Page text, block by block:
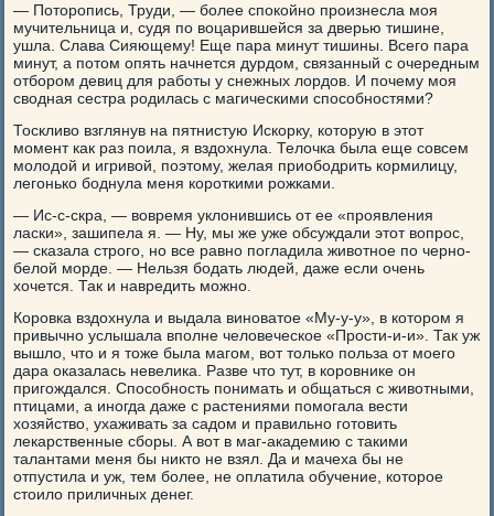
— Поторопись, Труди, — более спокойно произнесла моя
мучительница и, судя по воцарившейся за дверью тишине,
ушла. Слава Сияющему! Еще пара минут тишины. Всего пара
минут, а потом опять начнется дурдом, связанный с очередным
отбором девиц для работы у снежных лордов. И почему моя
сводная сестра родилась с магическими способностями?
Тоскливо взглянув на пятнистую Искорку, которую в этот
момент как раз поила, я вздохнула. Телочка была еще совсем
молодой и игривой, поэтому, желая приободрить кормилицу,
легонько боднула меня короткими рожками.
— Ис-с-скра, — вовремя уклонившись от ее «проявления
ласки», зашипела я. — Ну, мы же уже обсуждали этот вопрос,
— сказала строго, но все равно погладила животное по черно-
белой морде. — Нельзя бодать людей, даже если очень
хочется. Так и навредить можно.
Коровка вздохнула и выдала виноватое «Му-у-у», в котором я
привычно услышала вполне человеческое «Прости-и-и». Так уж
вышло, что и я тоже была магом, вот только польза от моего
дара оказалась невелика. Разве что тут, в коровнике он
пригождался. Способность понимать и общаться с животными,
птицами, а иногда даже с растениями помогала вести
хозяйство, ухаживать за садом и правильно готовить
лекарственные сборы. А вот в маг-академию с такими
талантами меня бы никто не взял. Да и мачеха бы не
отпустила и уж, тем более, не оплатила обучение, которое
стоило приличных денег.